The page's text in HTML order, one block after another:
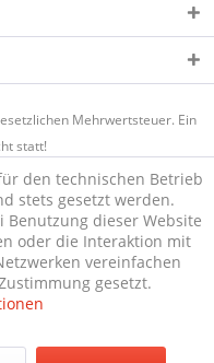
Mehrwertsteuer. Ein
statt!
den technischen Betrieb
stets gesetzt werden.
Benutzung dieser Website
oder die Interaktion mit
vereinfachen
gesetzt.